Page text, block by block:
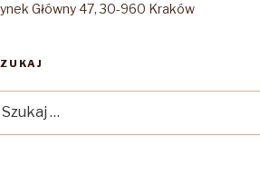
Główny 47, 30-960 Kraków